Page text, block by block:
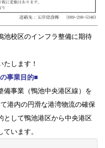
池校区のインフラ整備に期待
します！
事業目的■
備事業（鴨池中央港区線）を
港内の円滑な港湾物流の確保
として鴨池港区から中央港区
います。